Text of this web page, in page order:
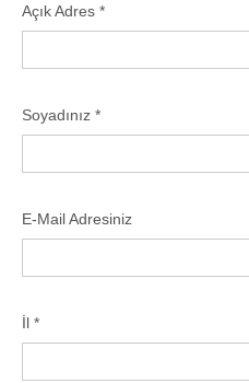
Açık Adres *
Soyadınız *
E-Mail Adresiniz
İl *